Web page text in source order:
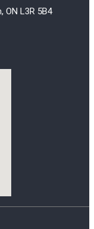
ON L3R 5B4